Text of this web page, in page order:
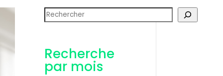
Rechercher
Recherche
par mois